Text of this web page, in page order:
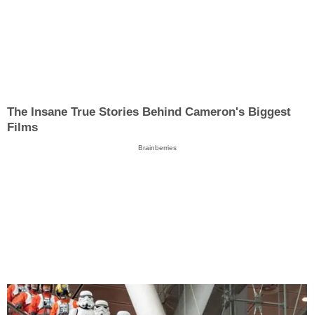
The Insane True Stories Behind Cameron's Biggest
Films
Brainberries